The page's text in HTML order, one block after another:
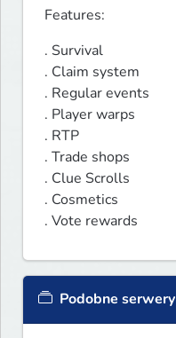
Features:
. Survival
. Claim system
. Regular events
. Player warps
. RTP
. Trade shops
. Clue Scrolls
. Cosmetics
. Vote rewards
Podobne serwery